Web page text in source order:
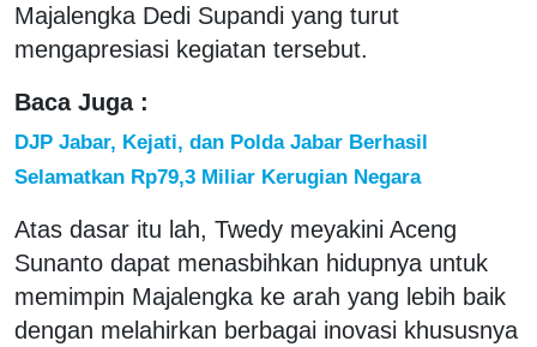
Majalengka Dedi Supandi yang turut
mengapresiasi kegiatan tersebut.
Baca Juga :
DJP Jabar, Kejati, dan Polda Jabar Berhasil
Selamatkan Rp79,3 Miliar Kerugian Negara
Atas dasar itu lah, Twedy meyakini Aceng
Sunanto dapat menasbihkan hidupnya untuk
memimpin Majalengka ke arah yang lebih baik
dengan melahirkan berbagai inovasi khususnya